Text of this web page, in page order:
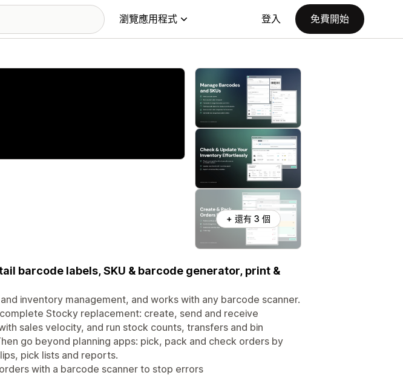
瀏覽應用程式 登入 免費開始
+ 還有 3 個
barcode labels, SKU & barcode generator, print &
inventory management, and works with any barcode scanner.
Stocky replacement: create, send and receive
sales velocity, and run stock counts, transfers and bin
go beyond planning apps: pick, pack and check orders by
pick lists and reports.
with a barcode scanner to stop errors